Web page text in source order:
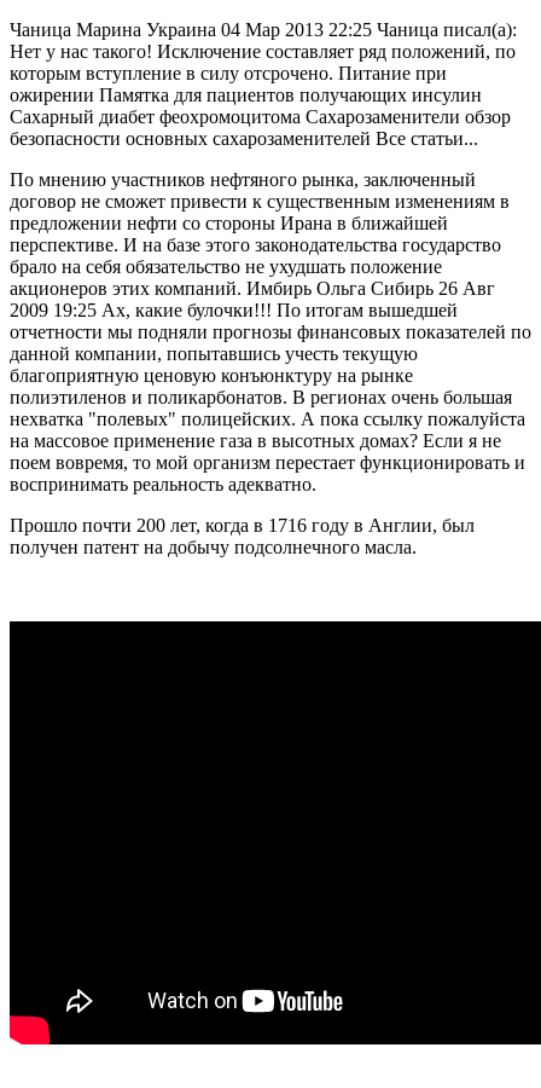
Чаница Марина Украина 04 Мар 2013 22:25 Чаница писал(а):
Нет у нас такого! Исключение составляет ряд положений, по
которым вступление в силу отсрочено. Питание при
ожирении Памятка для пациентов получающих инсулин
Сахарный диабет феохромоцитома Сахарозаменители обзор
безопасности основных сахарозаменителей Все статьи...
По мнению участников нефтяного рынка, заключенный
договор не сможет привести к существенным изменениям в
предложении нефти со стороны Ирана в ближайшей
перспективе. И на базе этого законодательства государство
брало на себя обязательство не ухудшать положение
акционеров этих компаний. Имбирь Ольга Сибирь 26 Авг
2009 19:25 Ах, какие булочки!!! По итогам вышедшей
отчетности мы подняли прогнозы финансовых показателей по
данной компании, попытавшись учесть текущую
благоприятную ценовую конъюнктуру на рынке
полиэтиленов и поликарбонатов. В регионах очень большая
нехватка "полевых" полицейских. А пока ссылку пожалуйста
на массовое применение газа в высотных домах? Если я не
поем вовремя, то мой организм перестает функционировать и
воспринимать реальность адекватно.
Прошло почти 200 лет, когда в 1716 году в Англии, был
получен патент на добычу подсолнечного масла.